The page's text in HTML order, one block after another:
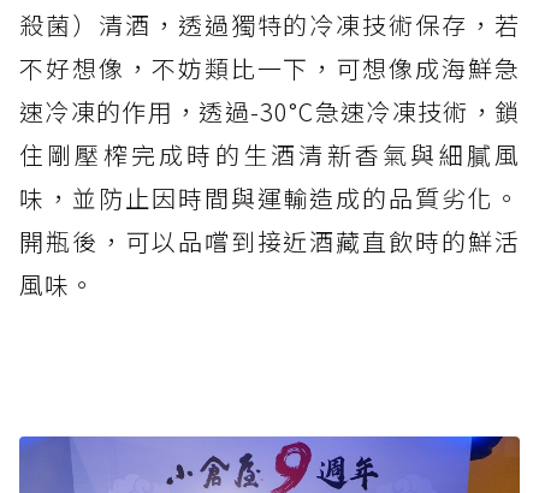
殺菌）清酒，透過獨特的冷凍技術保存，若
不好想像，不妨類比一下，可想像成海鮮急
速冷凍的作用，透過-30°C急速冷凍技術，鎖
住剛壓榨完成時的生酒清新香氣與細膩風
味，並防止因時間與運輸造成的品質劣化。
開瓶後，可以品嚐到接近酒藏直飲時的鮮活
風味。